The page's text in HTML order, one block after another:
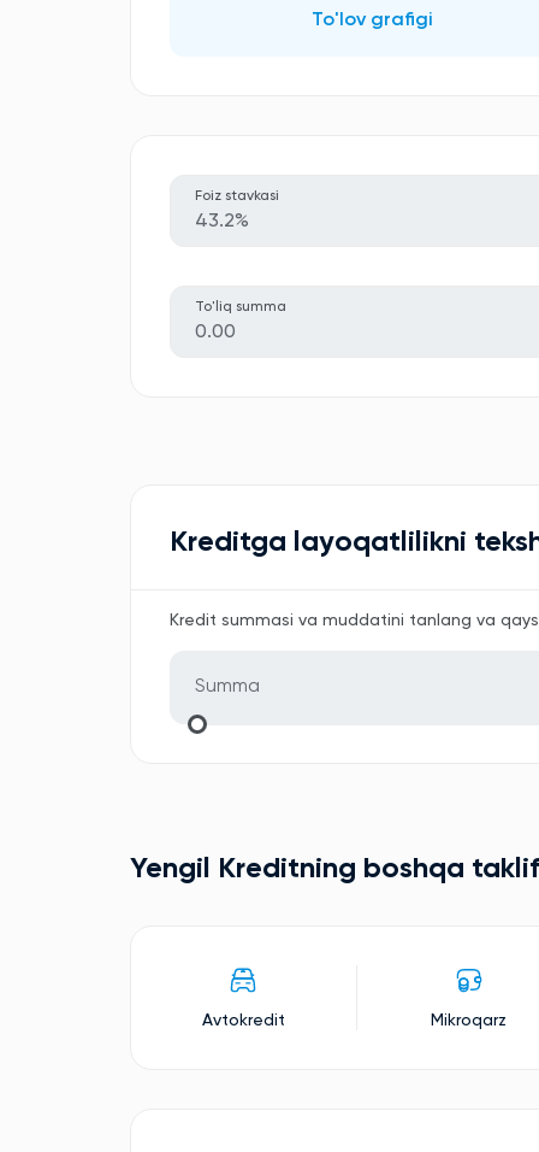
To'lov grafigi
Foiz stavkasi
43.2%
To'liq summa
0.00
Kreditga layoqatlilikni
Kredit summasi va muddatini tanlang va
Yengil Kreditning boshqa
Avtokredit Mikroqarz